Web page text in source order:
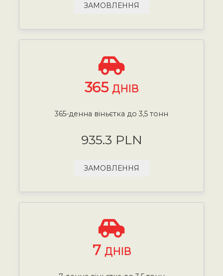
ЗАМОВЛЕННЯ
365 ДНІВ
365-денна віньєтка до 3,5 тонн
935.3 PLN
ЗАМОВЛЕННЯ
7 ДНІВ